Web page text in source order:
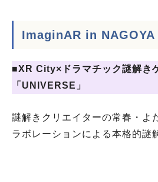
ImaginAR in NAGOYA
■XR City×ドラマチック謎解き
「UNIVERSE」
謎解きクリエイターの常春・よ
ラボレーションによる本格的謎